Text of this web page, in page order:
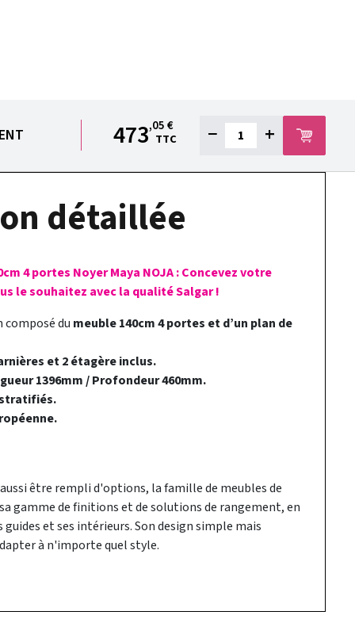
473,05 €
TTC
− +
détaillée
4 portes Noyer Maya NOJA : Concevez votre
le souhaitez avec la qualité Salgar !
composé du meuble 140cm 4 portes et d’un plan de
et 2 étagère inclus.
1396mm / Profondeur 460mm.
être rempli d'options, la famille de meubles de
gamme de finitions et de solutions de rangement, en
et ses intérieurs. Son design simple mais
à n'importe quel style.